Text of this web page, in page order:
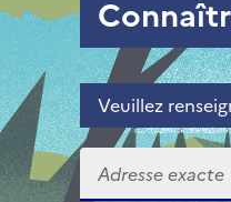
Veuillez
Veuillez